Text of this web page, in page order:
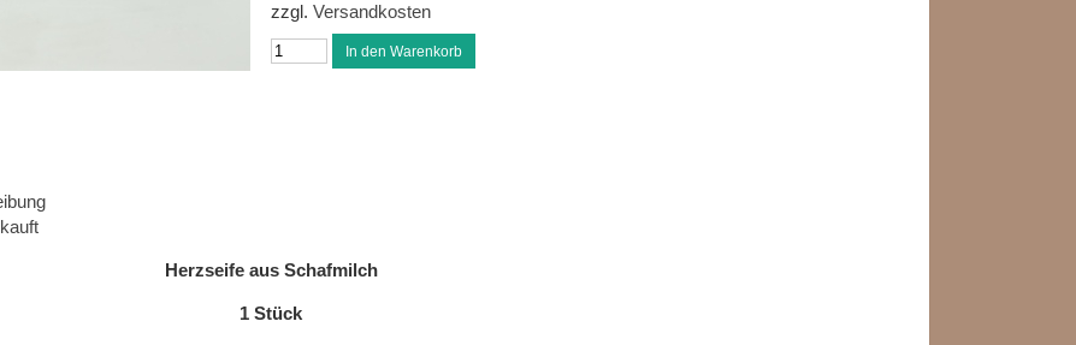
zzgl. Versandkosten
Herzseife aus Schafmilch
1 Stück